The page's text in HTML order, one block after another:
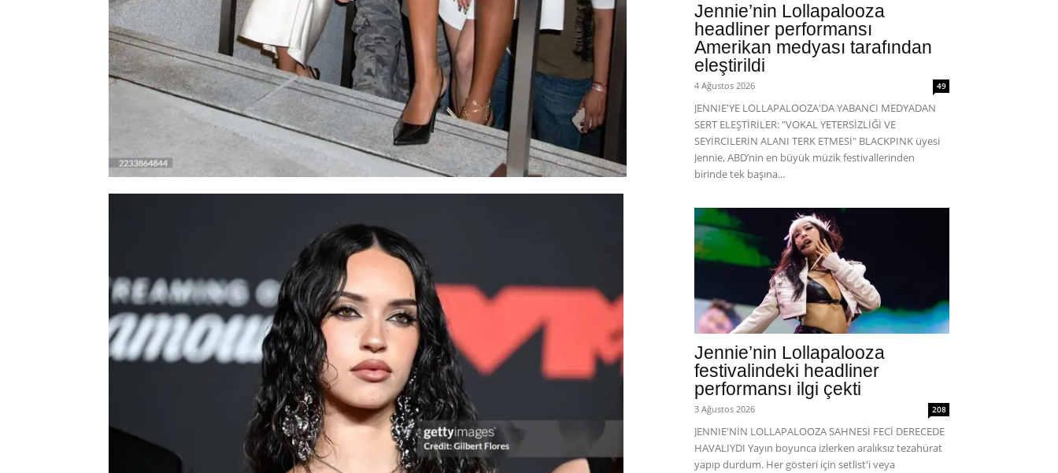
Jennie’nin Lollapalooza
headliner performansı
Amerikan medyası tarafından
eleştirildi
4 Ağustos 2026 49
JENNIE'YE LOLLAPALOOZA'DA YABANCI MEDYADAN
SERT ELEŞTİRİLER: "VOKAL YETERSİZLİĞİ VE
SEYİRCİLERİN ALANI TERK ETMESİ" BLACKPINK üyesi
Jennie, ABD’nin en büyük müzik festivallerinden
birinde tek başına...
Jennie’nin Lollapalooza
festivalindeki headliner
performansı ilgi çekti
3 Ağustos 2026 208
JENNIE'NİN LOLLAPALOOZA SAHNESİ FECİ DERECEDE
HAVALIYDI Yayın boyunca izlerken aralıksız tezahürat
yapıp durdum. Her gösteri için setlist'i veya